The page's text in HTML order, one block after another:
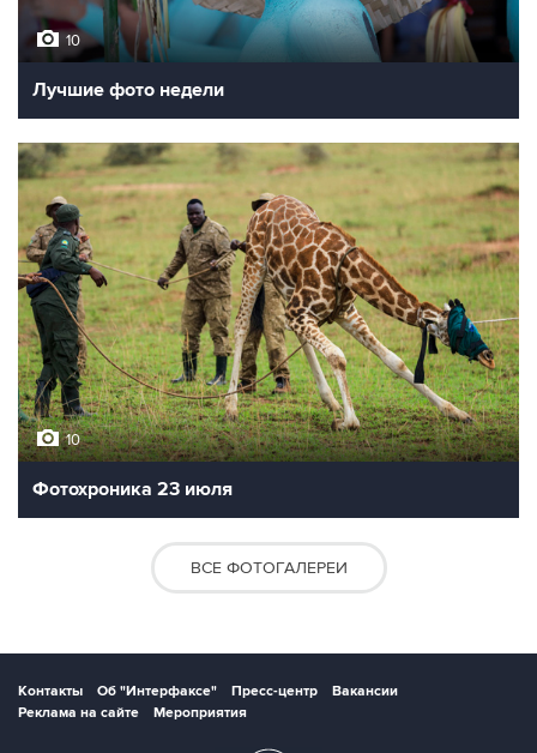
10
Лучшие фото недели
10
Фотохроника 23 июля
ВСЕ ФОТОГАЛЕРЕИ
Контакты Об "Интерфаксе" Пресс-центр
Вакансии
Реклама на сайте
Мероприятия